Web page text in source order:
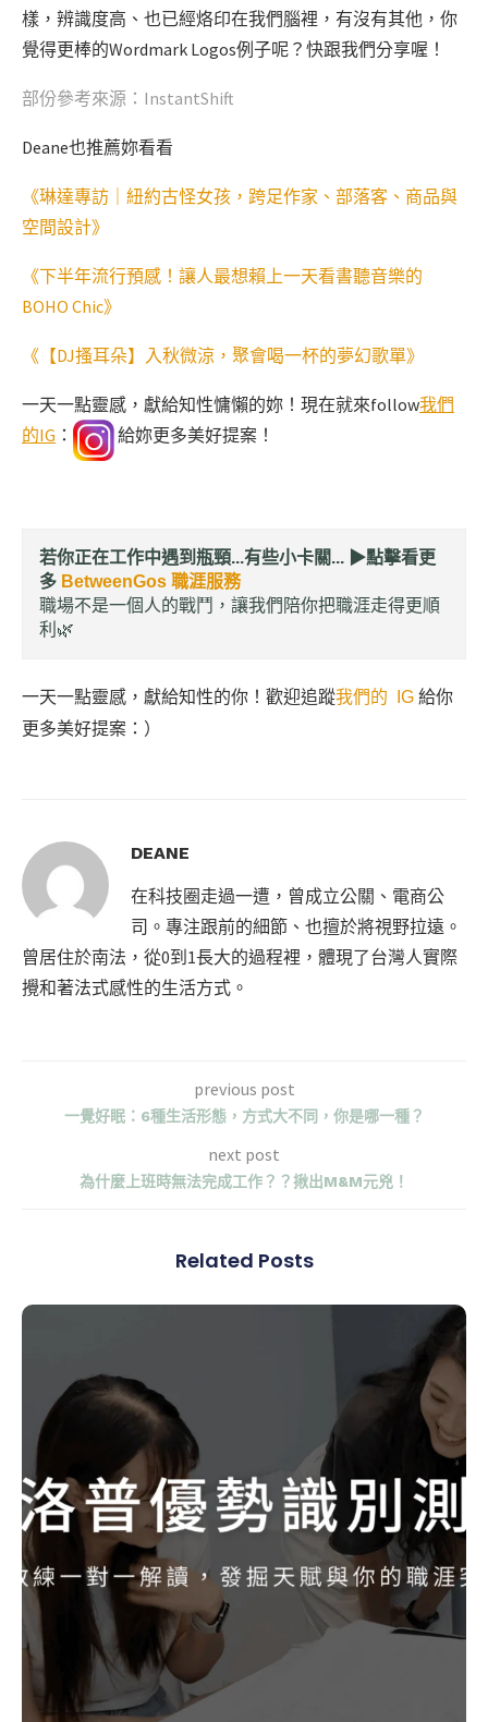
樣，辨識度高、也已經烙印在我們腦裡，有沒有其他，你
覺得更棒的Wordmark Logos例子呢？快跟我們分享喔！
部份參考來源： InstantShift
Deane也推薦妳看看
《琳達專訪｜紐約古怪女孩，跨足作家、部落客、商品與
空間設計》
《下半年流行預感！讓人最想賴上一天看書聽音樂的
BOHO Chic》
《【DJ搔耳朵】入秋微涼，聚會喝一杯的夢幻歌單》
一天一點靈感，獻給知性慵懶的妳！現在就來follow我們
的IG ： 給妳更多美好提案！
若你正在工作中遇到瓶頸...有些小卡關... ▶︎點擊看更
多 BetweenGos 職涯服務
職場不是一個人的戰鬥，讓我們陪你把職涯走得更順
利🌿
一天一點靈感，獻給知性的你！歡迎追蹤我們的 IG 給你
更多美好提案：）
DEANE
在科技圈走過一遭，曾成立公關、電商公
司。專注跟前的細節、也擅於將視野拉遠。
曾居住於南法，從0到1長大的過程裡，體現了台灣人實際
攪和著法式感性的生活方式。
previous post
一覺好眠：6種生活形態，方式大不同，你是哪一種？
next post
為什麼上班時無法完成工作？？揪出M&M元兇！
Related Posts